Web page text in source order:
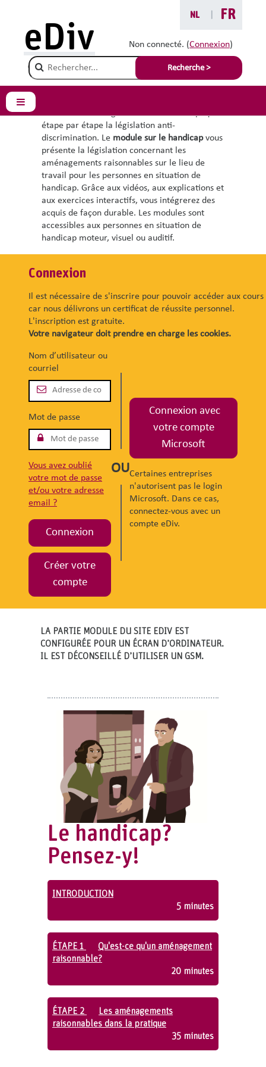
NL
FR
Non connecté. (Connexion)
Champ de recherche
Recherche >
eDiv
Panneau latéral
Modules de
formation
étape par étape la législation anti-
discrimination. Le module sur le handicapvous
présente la législation concernant les
aménagements raisonnables sur le lieu de
travail pour les personnes en situation de
handicap. Grâce aux vidéos, aux explications et
aux exercices interactifs, vous intégrerez des
acquis de façon durable. Les modules sont
accessibles aux personnes en situation de
handicap moteur, visuel ou auditif.
Connexion
Il est nécessaire de s'inscrire pour pouvoir accéder aux cours
car nous délivrons un certificat de réussite personnel.
L'inscription est gratuite.
Votre navigateur doit prendre en charge les cookies.
Nom d’utilisateur ou
courriel
Mot de passe
Vous avez oublié
votre mot de passe
et/ou votre adresse
email ?
Connexion
Créer votre
compte
OU
Connexion avec
votre compte
Microsoft
Certaines entreprises
n'autorisent pas le login
Microsoft. Dans ce cas,
connectez-vous avec un
compte eDiv.
LA PARTIE MODULE DU SITE EDIV EST
CONFIGURÉE POUR UN ÉCRAN D’ORDINATEUR.
IL EST DÉCONSEILLÉ D’UTILISER UN GSM.
Le handicap?
Pensez-y!
INTRODUCTION
5 minutes
ÉTAPE 1
Qu'est-ce qu'un aménagement
raisonnable?
20 minutes
ÉTAPE 2
Les aménagements
raisonnables dans la pratique
35 minutes